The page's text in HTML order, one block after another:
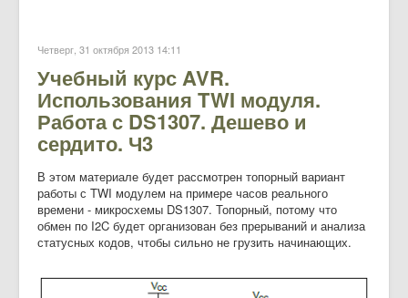
Четверг, 31 октября 2013 14:11
Учебный курс AVR.
Использования TWI модуля.
Работа с DS1307. Дешево и
сердито. Ч3
В этом материале будет рассмотрен топорный вариант
работы с TWI модулем на примере часов реального
времени - микросхемы DS1307. Топорный, потому что
обмен по I2C будет организован без прерываний и анализа
статусных кодов, чтобы сильно не грузить начинающих.